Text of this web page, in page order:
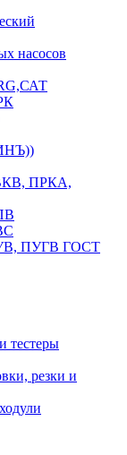
насосов
ПРКА,
ПУГВ ГОСТ
тестеры
резки и